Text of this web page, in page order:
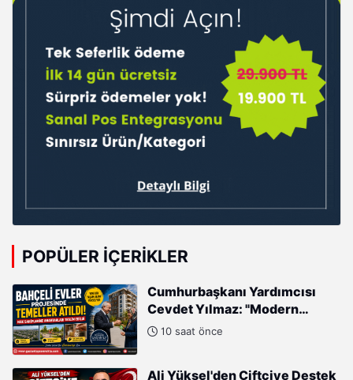
POPÜLER İÇERIKLER
Cumhurbaşkanı Yardımcısı
Cevdet Yılmaz: "Modern
Türkiye'nin İmarında
10 saat önce
Ali Yüksel'den Çiftçiye Destek